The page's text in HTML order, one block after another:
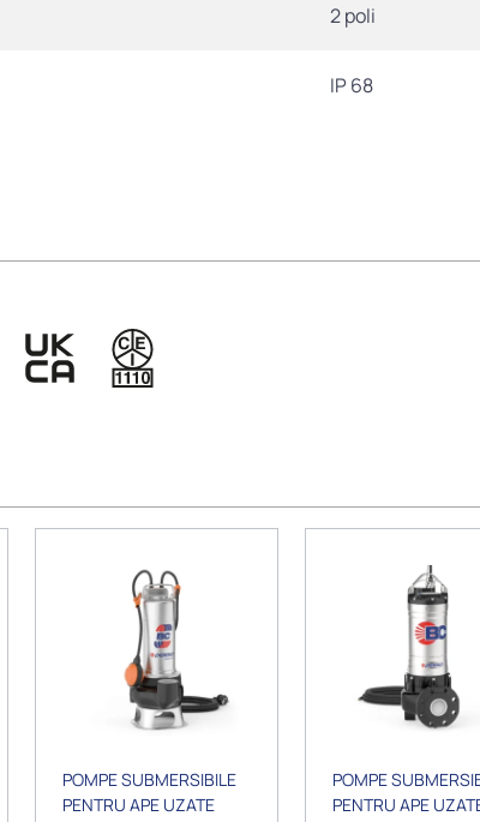
2 poli
IP 68
POMPE SUBMERSIBILE
PENTRU APE UZATE
POMPE
PENTRU APE